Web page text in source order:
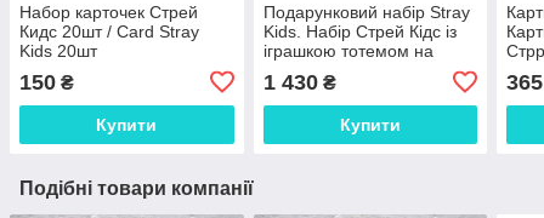
Набор карточек Стрей
Кидс 20шт / Card Stray
Kids 20шт
150 ₴
Купити
Подарунковий набір Stray
Kids. Набір Стрей Кідс із
іграшкою тотемом на
1 430₴
Купити
365
Подібні товари компанії